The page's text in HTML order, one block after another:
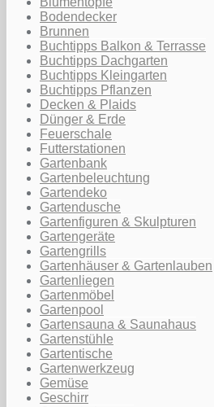
Bodendecker
Brunnen
Buchtipps Balkon & Terrasse
Buchtipps Dachgarten
Buchtipps Kleingarten
Buchtipps Pflanzen
Decken & Plaids
Dünger & Erde
Feuerschale
Futterstationen
Gartenbank
Gartenbeleuchtung
Gartendeko
Gartendusche
Gartenfiguren & Skulpturen
Gartengeräte
Gartengrills
Gartenhäuser & Gartenlauben
Gartenliegen
Gartenmöbel
Gartenpool
Gartensauna & Saunahaus
Gartenstühle
Gartentische
Gartenwerkzeug
Gemüse
Geschirr